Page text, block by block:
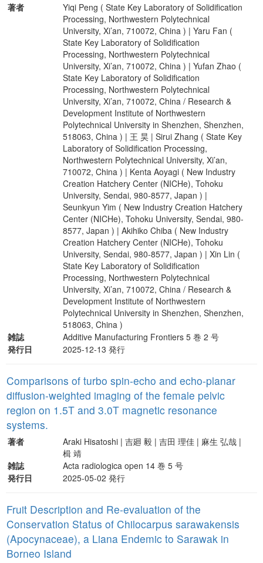
著者
Yiqi Peng ( State Key Laboratory of Solidification
Processing, Northwestern Polytechnical
University, Xi’an, 710072, China ) | Yaru Fan (
State Key Laboratory of Solidification
Processing, Northwestern Polytechnical
University, Xi’an, 710072, China ) | Yufan Zhao (
State Key Laboratory of Solidification
Processing, Northwestern Polytechnical
University, Xi’an, 710072, China / Research &
Development Institute of Northwestern
Polytechnical University in Shenzhen, Shenzhen,
518063, China ) | 王 昊 | Sirui Zhang ( State Key
Laboratory of Solidification Processing,
Northwestern Polytechnical University, Xi’an,
710072, China ) | Kenta Aoyagi ( New Industry
Creation Hatchery Center (NICHe), Tohoku
University, Sendai, 980-8577, Japan ) |
Seunkyun Yim ( New Industry Creation Hatchery
Center (NICHe), Tohoku University, Sendai, 980-
8577, Japan ) | Akihiko Chiba ( New Industry
Creation Hatchery Center (NICHe), Tohoku
University, Sendai, 980-8577, Japan ) | Xin Lin (
State Key Laboratory of Solidification
Processing, Northwestern Polytechnical
University, Xi’an, 710072, China / Research &
Development Institute of Northwestern
Polytechnical University in Shenzhen, Shenzhen,
518063, China )
雑誌
Additive Manufacturing Frontiers 5 巻 2 号
発行日
2025-12-13 発行
Comparisons of turbo spin-echo and echo-planar
diffusion-weighted imaging of the female pelvic
region on 1.5T and 3.0T magnetic resonance
systems.
著者
Araki Hisatoshi | 吉廻 毅 | 吉田 理佳 | 麻生 弘哉 |
楫 靖
雑誌
Acta radiologica open 14 巻 5 号
発行日
2025-05-02 発行
Fruit Description and Re-evaluation of the
Conservation Status of Chilocarpus sarawakensis
(Apocynaceae), a Liana Endemic to Sarawak in
Borneo Island